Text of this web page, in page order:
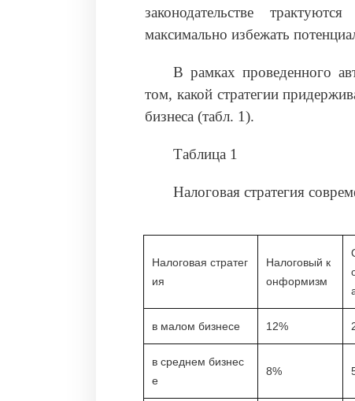
законодательстве
максимально избежать
В рамках проведенного
том, какой стратегии
бизнеса (табл. 1).
Таблица 1
Налоговая стратегия
Налоговая стратег
ия
Налоговый к
онформизм
в малом бизнесе 12%
в среднем бизнес
е
8%